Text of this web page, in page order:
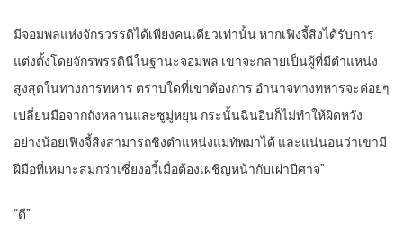
มีจอมพลแห่งจักรวรรดิได้เพียงคนเดียวเท่านั้น หากเฟิงจี้สิงได้รับการ
แต่งตั้งโดยจักรพรรดินีในฐานะจอมพล เขาจะกลายเป็นผู้ที่มีตำแหน่ง
สูงสุดในทางการทหาร ตราบใดที่เขาต้องการ อำนาจทางทหารจะค่อยๆ
เปลี่ยนมือจากถังหลานและซูมู่หยุน กระนั้นฉินอินก็ไม่ทำให้ผิดหวัง
อย่างน้อยเฟิงจี้สิงสามารถชิงตำแหน่งแม่ทัพมาได้ และแน่นอนว่าเขามี
ฝีมือที่เหมาะสมกว่าเซี่ยงอวี้เมื่อต้องเผชิญหน้ากับเผ่าปีศาจ”
“ดี”